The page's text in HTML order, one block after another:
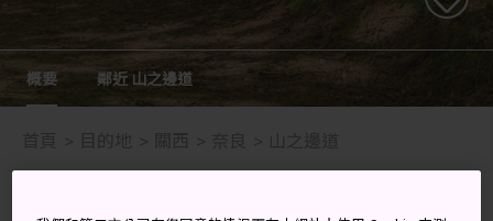
概要 鄰近 山之邊道